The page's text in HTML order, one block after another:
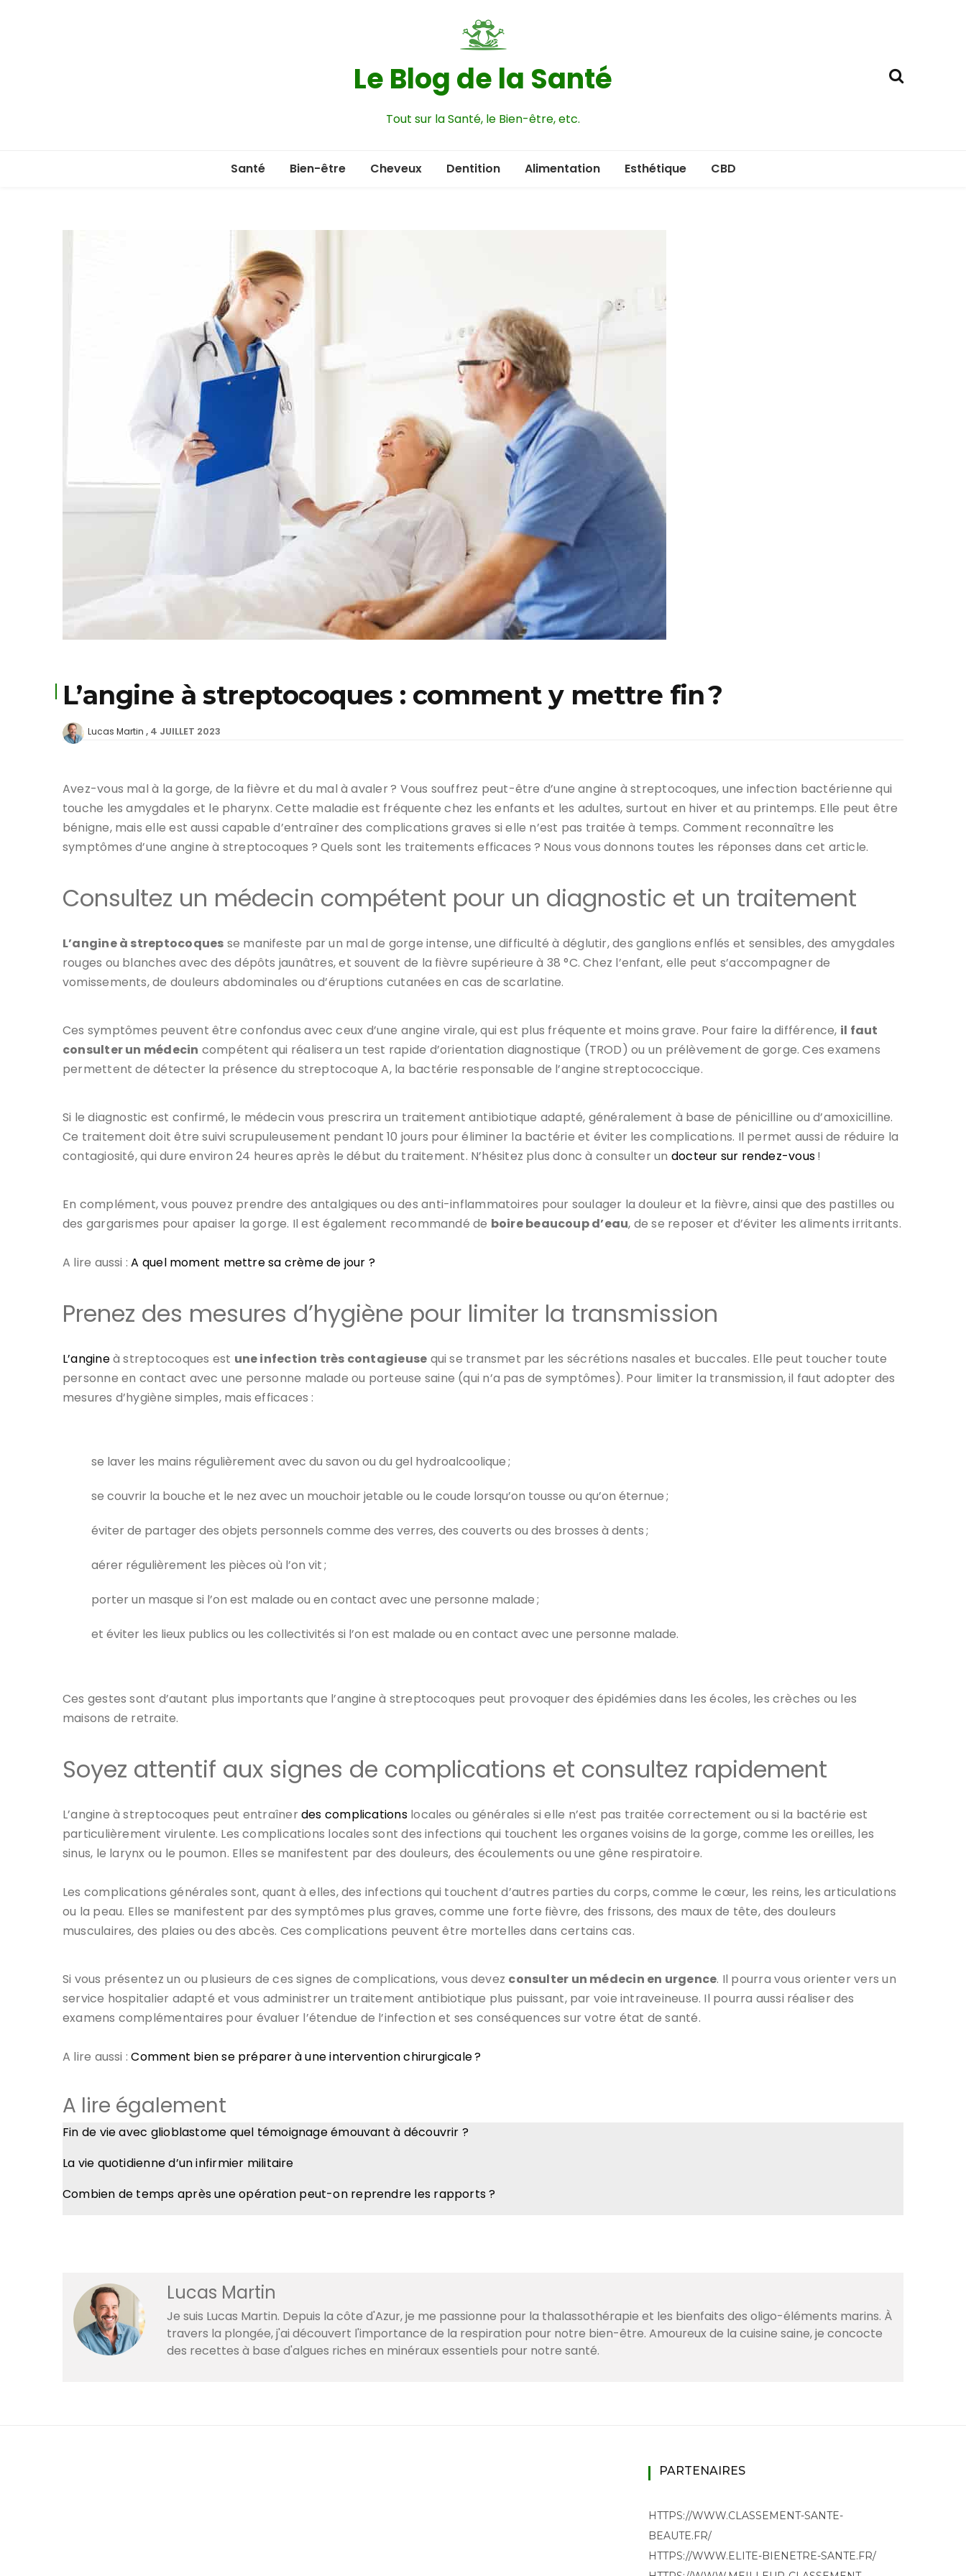
Le Blog de la Santé
Tout sur la Santé, le Bien-être, etc.
Santé Bien-être Cheveux Dentition Alimentation Esthétique CBD
L’angine à streptocoques : comment y mettre fin ?
Lucas Martin 4 JUILLET 2023
Avez-vous mal à la gorge, de la fièvre et du mal à avaler ? Vous souffrez peut-être d’une angine à streptocoques, une infection bactérienne qui
touche les amygdales et le pharynx. Cette maladie est fréquente chez les enfants et les adultes, surtout en hiver et au printemps. Elle peut être
bénigne, mais elle est aussi capable d’entraîner des complications graves si elle n’est pas traitée à temps. Comment reconnaître les
symptômes d’une angine à streptocoques ? Quels sont les traitements efficaces ? Nous vous donnons toutes les réponses dans cet article.
Consultez un médecin compétent pour un diagnostic et un traitement
L’angine à streptocoques se manifeste par un mal de gorge intense, une difficulté à déglutir, des ganglions enflés et sensibles, des amygdales
rouges ou blanches avec des dépôts jaunâtres, et souvent de la fièvre supérieure à 38 °C. Chez l’enfant, elle peut s’accompagner de
vomissements, de douleurs abdominales ou d’éruptions cutanées en cas de scarlatine.
Ces symptômes peuvent être confondus avec ceux d’une angine virale, qui est plus fréquente et moins grave. Pour faire la différence, il faut
consulter un médecin compétent qui réalisera un test rapide d’orientation diagnostique (TROD) ou un prélèvement de gorge. Ces examens
permettent de détecter la présence du streptocoque A, la bactérie responsable de l’angine streptococcique.
Si le diagnostic est confirmé, le médecin vous prescrira un traitement antibiotique adapté, généralement à base de pénicilline ou d’amoxicilline.
Ce traitement doit être suivi scrupuleusement pendant 10 jours pour éliminer la bactérie et éviter les complications. Il permet aussi de réduire la
contagiosité, qui dure environ 24 heures après le début du traitement. N’hésitez plus donc à consulter un docteur sur rendez-vous!
En complément, vous pouvez prendre des antalgiques ou des anti-inflammatoires pour soulager la douleur et la fièvre, ainsi que des pastilles ou
des gargarismes pour apaiser la gorge. Il est également recommandé de boire beaucoup d’eau, de se reposer et d’éviter les aliments irritants.
A lire aussi :A quel moment mettre sa crème de jour ?
Prenez des mesures d’hygiène pour limiter la transmission
L’angineà streptocoques est une infection très contagieuse qui se transmet par les sécrétions nasales et buccales. Elle peut toucher toute
personne en contact avec une personne malade ou porteuse saine (qui n’a pas de symptômes). Pour limiter la transmission, il faut adopter des
mesures d’hygiène simples, mais efficaces :
se laver les mains régulièrement avec du savon ou du gel hydroalcoolique ;
se couvrir la bouche et le nez avec un mouchoir jetable ou le coude lorsqu’on tousse ou qu’on éternue ;
éviter de partager des objets personnels comme des verres, des couverts ou des brosses à dents ;
aérer régulièrement les pièces où l’on vit ;
porter un masque si l’on est malade ou en contact avec une personne malade ;
et éviter les lieux publics ou les collectivités si l’on est malade ou en contact avec une personne malade.
Ces gestes sont d’autant plus importants que l’angine à streptocoques peut provoquer des épidémies dans les écoles, les crèches ou les
maisons de retraite.
Soyez attentif aux signes de complications et consultez rapidement
L’angine à streptocoques peut entraînerdes complicationslocales ou générales si elle n’est pas traitée correctement ou si la bactérie est
particulièrement virulente. Les complications locales sont des infections qui touchent les organes voisins de la gorge, comme les oreilles, les
sinus, le larynx ou le poumon. Elles se manifestent par des douleurs, des écoulements ou une gêne respiratoire.
Les complications générales sont, quant à elles, des infections qui touchent d’autres parties du corps, comme le cœur, les reins, les articulations
ou la peau. Elles se manifestent par des symptômes plus graves, comme une forte fièvre, des frissons, des maux de tête, des douleurs
musculaires, des plaies ou des abcès. Ces complications peuvent être mortelles dans certains cas.
Si vous présentez un ou plusieurs de ces signes de complications, vous devez consulter un médecin en urgence. Il pourra vous orienter vers un
service hospitalier adapté et vous administrer un traitement antibiotique plus puissant, par voie intraveineuse. Il pourra aussi réaliser des
examens complémentaires pour évaluer l’étendue de l’infection et ses conséquences sur votre état de santé.
A lire aussi :Comment bien se préparer à une intervention chirurgicale ?
A lire également
Fin de vie avec glioblastome quel témoignage émouvant à découvrir ?
La vie quotidienne d’un infirmier militaire
Combien de temps après une opération peut-on reprendre les rapports ?
Lucas Martin
Je suis Lucas Martin. Depuis la côte d'Azur, je me passionne pour la thalassothérapie et les bienfaits des oligo-éléments marins. À
travers la plongée, j'ai découvert l'importance de la respiration pour notre bien-être. Amoureux de la cuisine saine, je concocte
des recettes à base d'algues riches en minéraux essentiels pour notre santé.
PARTENAIRES
HTTPS://WWW.CLASSEMENT-SANTE-
BEAUTE.FR/
HTTPS://WWW.ELITE-BIENETRE-SANTE.FR/